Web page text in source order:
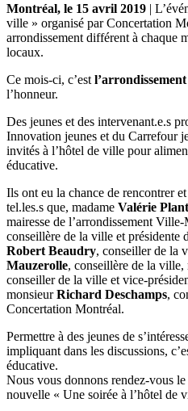
Montréal, le 15 avril 2019 |
ville » organisé par Concertation
arrondissement différent à chaque
locaux.
Ce mois-ci, c’est
l’honneur.
Des jeunes et des intervenant.e.s
Innovation jeunes et du Carrefour
invités à l’hôtel de ville pour
éducative.
Ils ont eu la chance de rencontrer
tel.les.s que, madame Valérie
mairesse de l’arrondissement
conseillère de la ville et présidente
Robert Beaudry, conseiller de la
Mauzerolle, conseillère de la ville,
conseiller de la ville et vice-
monsieurRichard Deschamps,
Concertation Montréal.
Permettre à des jeunes de
impliquant dans les discussions,
éducative.
Nous vous donnons rendez-vous
nouvelle « Une soirée à l’hôtel de